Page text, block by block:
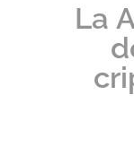
La